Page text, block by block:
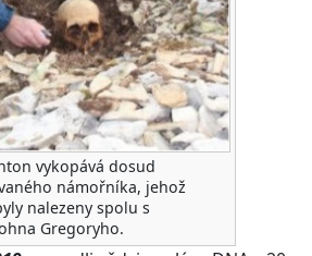
vykopává dosud
námořníka, jehož
nalezeny spolu s
Gregoryho.